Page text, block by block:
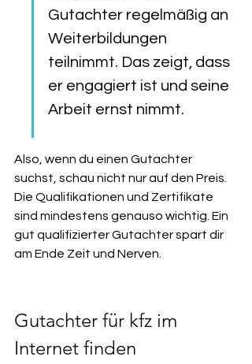
Gutachter regelmäßig an
Weiterbildungen
teilnimmt. Das zeigt, dass
er engagiert ist und seine
Arbeit ernst nimmt.
Also, wenn du einen Gutachter
suchst, schau nicht nur auf den Preis.
Die Qualifikationen und Zertifikate
sind mindestens genauso wichtig. Ein
gut qualifizierter Gutachter spart dir
am Ende Zeit und Nerven.
Gutachter für kfz im
Internet finden